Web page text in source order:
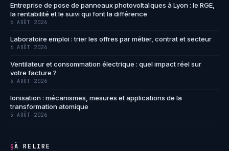
Entreprise de pose de panneaux photovoltaïques à Lyon : le RGE,
la rentabilité et le suivi qui font la différence
6 AOÛT 2026
Laboratoire emploi : trier les offres par métier, contrat et secteur
6 AOÛT 2026
Ventilateur et consommation électrique : quel impact réel sur
votre facture ?
5 AOÛT 2026
Ionisation : mécanismes, mesures et applications de la
transformation atomique
5 AOÛT 2026
§À RELIRE